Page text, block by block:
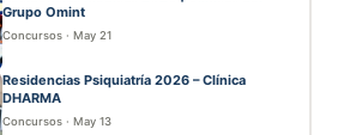
Grupo Omint
Concursos · May 21
Residencias Psiquiatría 2026 – Clínica
DHARMA
Concursos · May 13